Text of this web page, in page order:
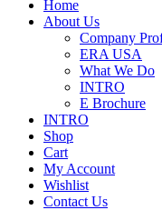
Home
About Us
Company
ERA USA
What We Do
INTRO
E Brochure
INTRO
Shop
Cart
My Account
Wishlist
Contact Us